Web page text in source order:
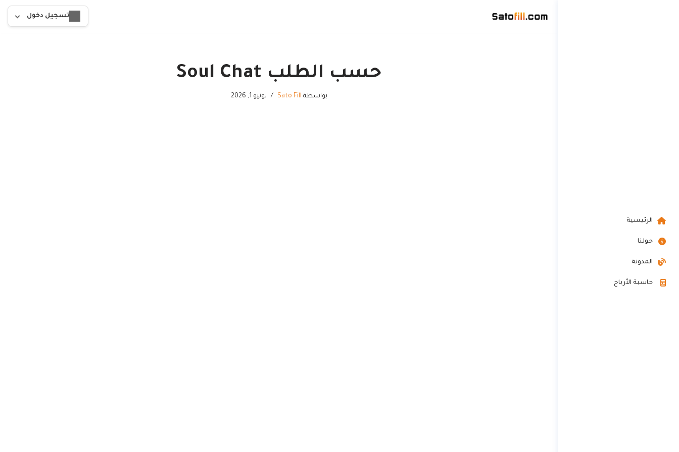
تسجيل دخول
حسب الطلب Soul Chat
بواسطة Sato Fill يونيو 1, 2026
الرئيسية
حولنا
المدونة
حاسبة الأرباح